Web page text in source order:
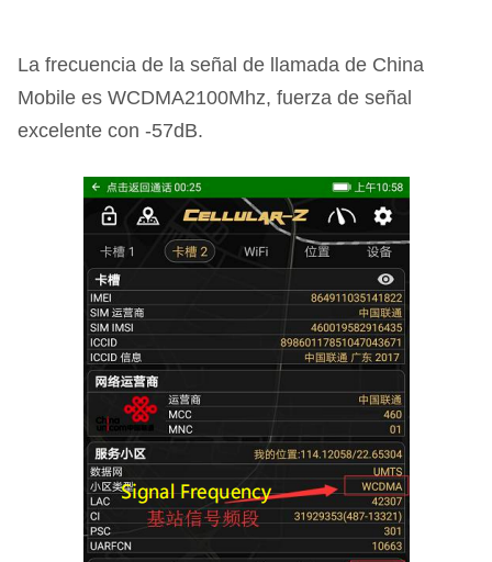
La frecuencia de la señal de llamada de China
Mobile es WCDMA2100Mhz, fuerza de señal
excelente con -57dB.